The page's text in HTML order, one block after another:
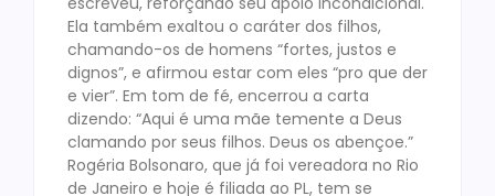
Ela também exaltou o caráter dos filhos,
chamando-os de homens “fortes, justos e
dignos”, e afirmou estar com eles “pro que der
e vier”. Em tom de fé, encerrou a carta
dizendo: “Aqui é uma mãe temente a Deus
clamando por seus filhos. Deus os abençoe.”
Rogéria Bolsonaro, que já foi vereadora no Rio
de Janeiro e hoje é filiada ao PL, tem se